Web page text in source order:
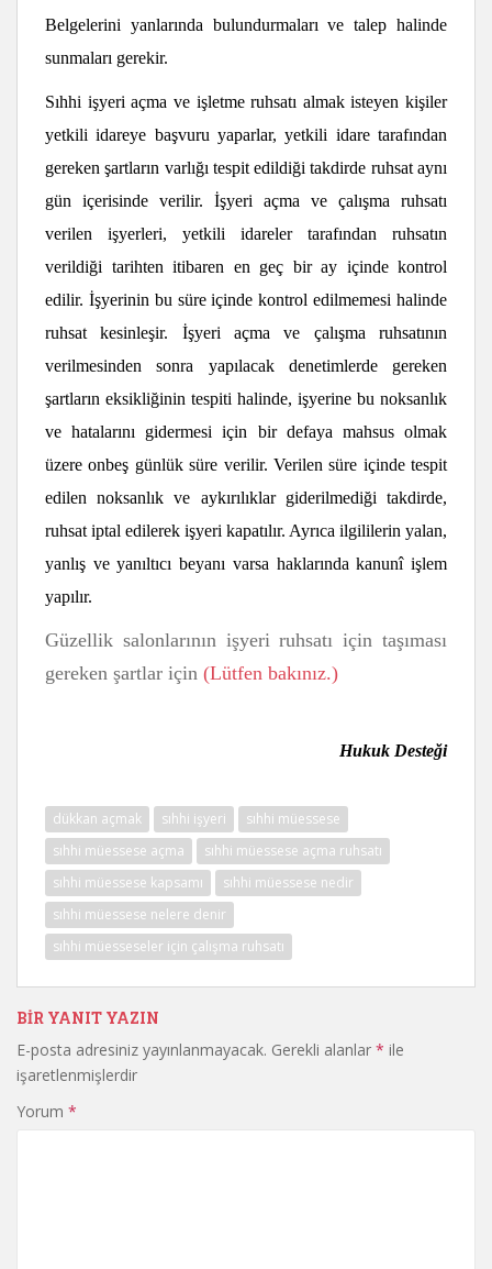
Belgelerini yanlarında bulundurmaları ve talep halinde
sunmaları gerekir.
Sıhhi işyeri açma ve işletme ruhsatı almak isteyen kişiler
yetkili idareye başvuru yaparlar, yetkili idare tarafından
gereken şartların varlığı tespit edildiği takdirde ruhsat aynı
gün içerisinde verilir. İşyeri açma ve çalışma ruhsatı
verilen işyerleri, yetkili idareler tarafından ruhsatın
verildiği tarihten itibaren en geç bir ay içinde kontrol
edilir. İşyerinin bu süre içinde kontrol edilmemesi halinde
ruhsat kesinleşir. İşyeri açma ve çalışma ruhsatının
verilmesinden sonra yapılacak denetimlerde gereken
şartların eksikliğinin tespiti halinde, işyerine bu noksanlık
ve hatalarını gidermesi için bir defaya mahsus olmak
üzere onbeş günlük süre verilir. Verilen süre içinde tespit
edilen noksanlık ve aykırılıklar giderilmediği takdirde,
ruhsat iptal edilerek işyeri kapatılır. Ayrıca ilgililerin yalan,
yanlış ve yanıltıcı beyanı varsa haklarında kanunî işlem
yapılır.
Güzellik salonlarının işyeri ruhsatı için taşıması
gereken şartlar için (Lütfen bakınız.)
Hukuk Desteği
dükkan açmak sıhhi işyeri
sıhhi müessese
sıhhi müessese açma
sıhhi müessese açma ruhsatı
sıhhi müessese kapsamı
sıhhi müessese nedir
sıhhi müessese nelere denir
sıhhi müesseseler için çalışma ruhsatı
BIR YANIT YAZIN
E-posta adresiniz yayınlanmayacak. Gerekli alanlar * ile
işaretlenmişlerdir
Yorum *